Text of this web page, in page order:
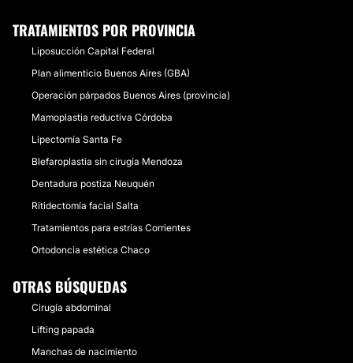
TRATAMIENTOS POR PROVINCIA
Liposucción Capital Federal
Plan alimenticio Buenos Aires (GBA)
Operación párpados Buenos Aires (provincia)
Mamoplastia reductiva Córdoba
Lipectomía Santa Fe
Blefaroplastia sin cirugía Mendoza
Dentadura postiza Neuquén
Ritidectomía facial Salta
Tratamientos para estrías Corrientes
Ortodoncia estética Chaco
OTRAS BÚSQUEDAS
Cirugía abdominal
Lifting papada
Manchas de nacimiento